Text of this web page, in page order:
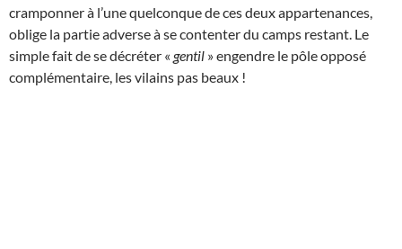
cramponner à l’une quelconque de ces deux appartenances,
oblige la partie adverse à se contenter du camps restant. Le
simple fait de se décréter « gentil » engendre le pôle opposé
complémentaire, les vilains pas beaux !